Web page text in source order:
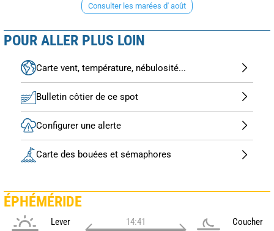
Consulter les marées d' août
POUR ALLER PLUS LOIN
Carte vent, température, nébulosité...
Bulletin côtier de ce spot
Configurer une alerte
Carte des bouées et sémaphores
ÉPHÉMÉRIDE
Lever
14:41
Coucher